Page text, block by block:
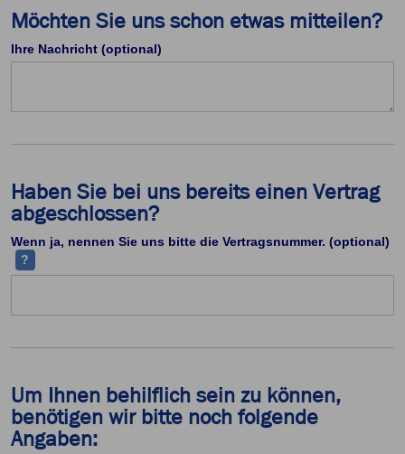
Möchten Sie uns schon etwas mitteilen?
Ihre Nachricht (optional)
Haben Sie bei uns bereits einen Vertrag
abgeschlossen?
Wenn ja, nennen Sie uns bitte die Vertragsnummer. (optional)
?
Um Ihnen behilflich sein zu können,
benötigen wir bitte noch folgende
Angaben: